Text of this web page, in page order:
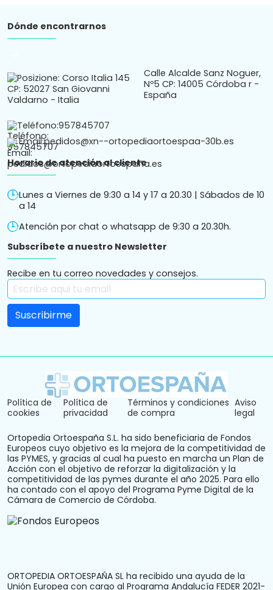
Dónde encontrarnos
Calle Alcalde Sanz Noguer,
Nº5 CP: 14005 Córdoba r -
España
Teléfono:957845707
Email:pedidos@xn--ortopediaortoespaa-30b.es
Horario de atención al cliente
Lunes a Viernes de 9:30 a 14 y 17 a 20.30 | Sábados de 10
a 14
Atención por chat o whatsapp de 9:30 a 20.30h.
Subscríbete a nuestro Newsletter
Recibe en tu correo novedades y consejos.
Política de
cookies
Política de
privacidad
Términos y condiciones
de compra
Aviso
legal
Ortopedia Ortoespaña S.L. ha sido beneficiaria de Fondos
Europeos cuyo objetivo es la mejora de la competitividad de
las PYMES, y gracias al cual ha puesto en marcha un Plan de
Acción con el objetivo de reforzar la digitalización y la
competitividad de las pymes durante el año 2025. Para ello
ha contado con el apoyo del Programa Pyme Digital de la
Cámara de Comercio de Córdoba.
ORTOPEDIA ORTOESPAÑA SL ha recibido una ayuda de la
Unión Europea con cargo al Programa Andalucía FEDER 2021-